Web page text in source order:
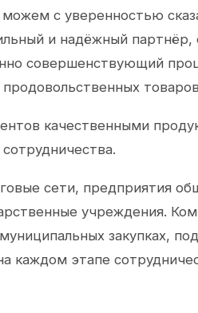
с уверенностью
и надёжный
совершенствующий
качественными
сети, предприятия
учреждения.
закупках,
каждом этапе